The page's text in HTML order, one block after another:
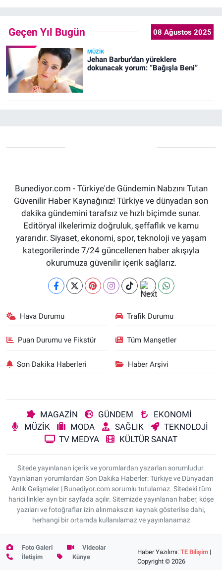
Geçen Yıl Bugün 08 Ağustos 2025
MÜZIK
Jehan Barbur’dan yüreklere
dokunacak yorum: “Bağışla Beni”
Bunediyor.com - Türkiye'de Gündemin Nabzını Tutan
Güvenilir Haber Kaynağınız! Türkiye ve dünyadan son
dakika gündemini tarafsız ve hızlı biçimde sunar.
Editöryal ilkelerimiz doğruluk, şeffaflık ve kamu
yararıdır. Siyaset, ekonomi, spor, teknoloji ve yaşam
kategorilerinde 7/24 güncellenen haber akışıyla
okurumuza güvenilir içerik sağlarız.
Hava Durumu Trafik Durumu
Puan Durumu ve Fikstür Tüm Manşetler
Son Dakika Haberleri Haber Arşivi
MAGAZİN GÜNDEM
EKONOMİ
MÜZİK
MODA SAĞLIK
TEKNOLOJİ
TV MEDYA
KÜLTÜR SANAT
Sitede yayınlanan içerik ve yorumlardan yazarları sorumludur.
Yayınlanan yorumlardan Son Dakika Haberler: Türkiye ve Dünyadan
Anlık Gelişmeler | Bunediyor.com sorumlu tutulamaz. Sitedeki tüm
harici linkler ayrı bir sayfada açılır. Sitemizde yayınlanan haber, köşe
yazıları ve fotoğraflar izin alınmaksızın kaynak gösterilse dahi,
herhangi bir ortamda kullanılamaz ve yayınlanamaz
Foto Galeri
Videolar
İletişim
Künye
Haber Yazılımı:TE Bilişim |
Copyright © 2026